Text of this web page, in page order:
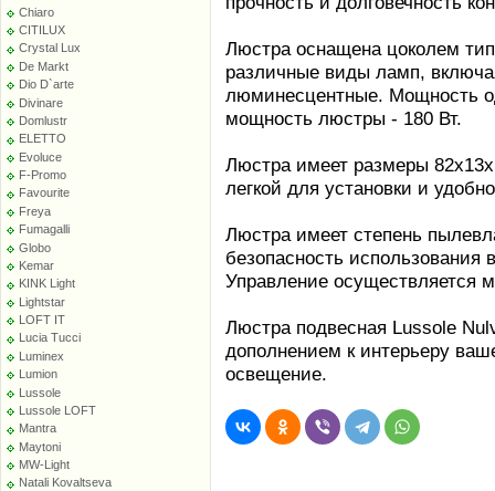
Chiaro
CITILUX
Crystal Lux
De Markt
Dio D`arte
Divinare
Domlustr
ELETTO
Evoluce
F-Promo
Favourite
Freya
Fumagalli
Globo
Kemar
KINK Light
Lightstar
LOFT IT
Lucia Tucci
Luminex
Lumion
Lussole
Lussole LOFT
Mantra
Maytoni
MW-Light
Natali Kovaltseva
Люстра оснащена цоколем
различные виды ламп,
люминесцентные. Мощность
мощность люстры - 180 Вт.
Люстра имеет размеры
легкой для установки и
Люстра имеет степень
безопасность
Управление осуществляется
Люстра подвесная Lussole
дополнением к интерьеру
освещение.